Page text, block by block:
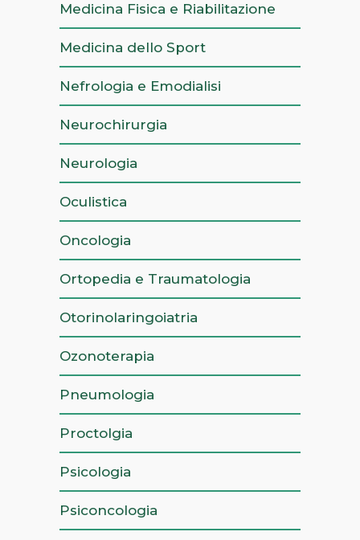
Medicina Fisica e Riabilitazione
Medicina dello Sport
Nefrologia e Emodialisi
Neurochirurgia
Neurologia
Oculistica
Oncologia
Ortopedia e Traumatologia
Otorinolaringoiatria
Ozonoterapia
Pneumologia
Proctolgia
Psicologia
Psiconcologia